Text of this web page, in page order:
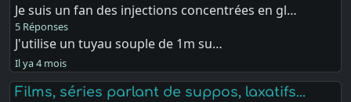
Je suis un fan des injections concentrées en gl…
5 Réponses
J'utilise un tuyau souple de 1m su…
Il ya 4 mois
Films, séries parlant de suppos, laxatifs...